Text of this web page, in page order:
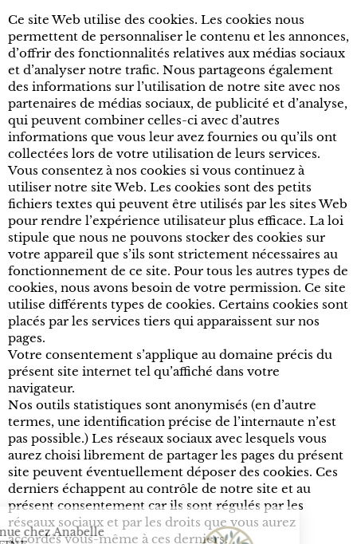
Ce site Web utilise des cookies. Les cookies nous
permettent de personnaliser le contenu et les annonces,
d’offrir des fonctionnalités relatives aux médias sociaux
et d’analyser notre trafic. Nous partageons également
des informations sur l’utilisation de notre site avec nos
partenaires de médias sociaux, de publicité et d’analyse,
qui peuvent combiner celles-ci avec d’autres
informations que vous leur avez fournies ou qu’ils ont
collectées lors de votre utilisation de leurs services.
Vous consentez à nos cookies si vous continuez à
utiliser notre site Web. Les cookies sont des petits
fichiers textes qui peuvent être utilisés par les sites Web
pour rendre l’expérience utilisateur plus efficace. La loi
stipule que nous ne pouvons stocker des cookies sur
votre appareil que s’ils sont strictement nécessaires au
fonctionnement de ce site. Pour tous les autres types de
cookies, nous avons besoin de votre permission. Ce site
utilise différents types de cookies. Certains cookies sont
placés par les services tiers qui apparaissent sur nos
pages.
Votre consentement s’applique au domaine précis du
présent site internet tel qu’affiché dans votre
navigateur.
Nos outils statistiques sont anonymisés (en d’autre
termes, une identification précise de l’internaute n’est
pas possible.) Les réseaux sociaux avec lesquels vous
aurez choisi librement de partager les pages du présent
site peuvent éventuellement déposer des cookies. Ces
derniers échappent au contrôle de notre site et au
présent consentement car ils sont régulés par les
réseaux sociaux et par les droits que vous aurez
accordés vous-même à ces derniers.